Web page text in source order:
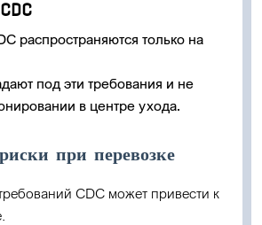
распространяются только на
под эти требования и не
в центре ухода.
при перевозке
CDC может привести к